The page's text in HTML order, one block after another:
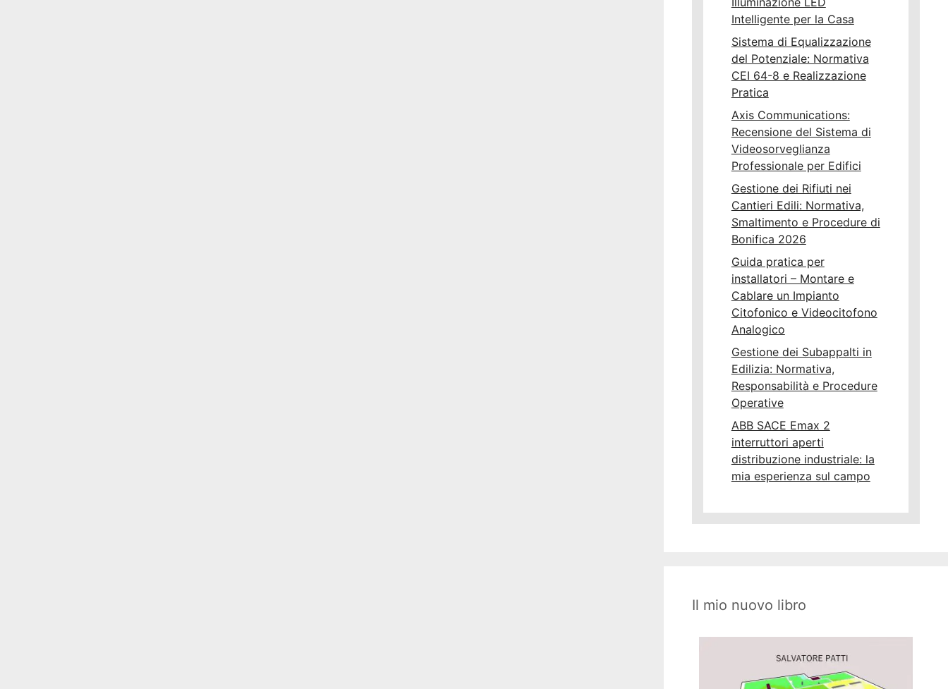
Intelligente per la Casa
Sistema di Equalizzazione
del Potenziale: Normativa
CEI 64-8 e Realizzazione
Pratica
Axis Communications:
Recensione del Sistema di
Videosorveglianza
Professionale per Edifici
Gestione dei Rifiuti nei
Cantieri Edili: Normativa,
Smaltimento e Procedure di
Bonifica 2026
Guida pratica per
installatori – Montare e
Cablare un Impianto
Citofonico e Videocitofono
Analogico
Gestione dei Subappalti in
Edilizia: Normativa,
Responsabilità e Procedure
Operative
ABB SACE Emax 2
interruttori aperti
distribuzione industriale: la
mia esperienza sul campo
Il mio nuovo libro